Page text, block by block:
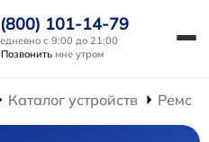
101-14-79
с 9:00 до 21:00
Позвонить мне утром
Каталог устройств